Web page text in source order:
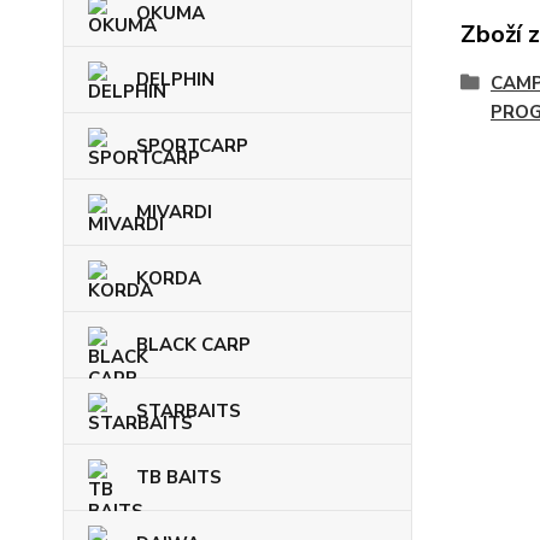
OKUMA
DELPHIN
SPORTCARP
MIVARDI
KORDA
BLACK CARP
STARBAITS
TB BAITS
Zboží